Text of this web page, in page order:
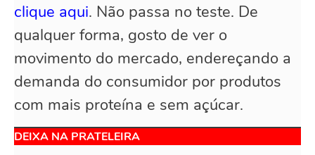
clique aqui. Não passa no teste. De
qualquer forma, gosto de ver o
movimento do mercado, endereçando a
demanda do consumidor por produtos
com mais proteína e sem açúcar.
DEIXA NA PRATELEIRA